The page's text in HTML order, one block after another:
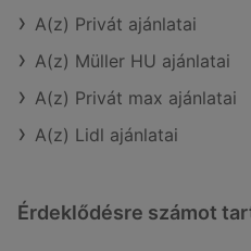
A(z) Privát ajánlatai
A(z) Müller HU ajánlatai
A(z) Privát max ajánlatai
A(z) Lidl ajánlatai
Érdeklődésre számot